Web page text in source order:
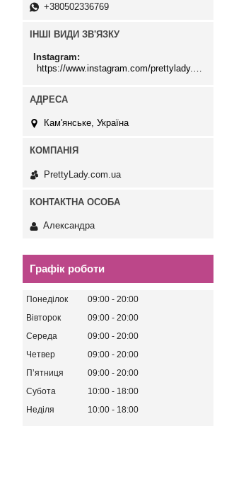
+380502336769
ІНШІ ВИДИ ЗВ'ЯЗКУ
Instagram
Кам'янське, Україна
PrettyLady.com.ua
Александра
Графік роботи
Понеділок 09:00
20:00
Вівторок
09:00
20:00
Середа
09:00
20:00
Четвер
09:00
20:00
Пʼятниця
09:00
20:00
Субота
10:00
18:00
Неділя
10:00 18:00